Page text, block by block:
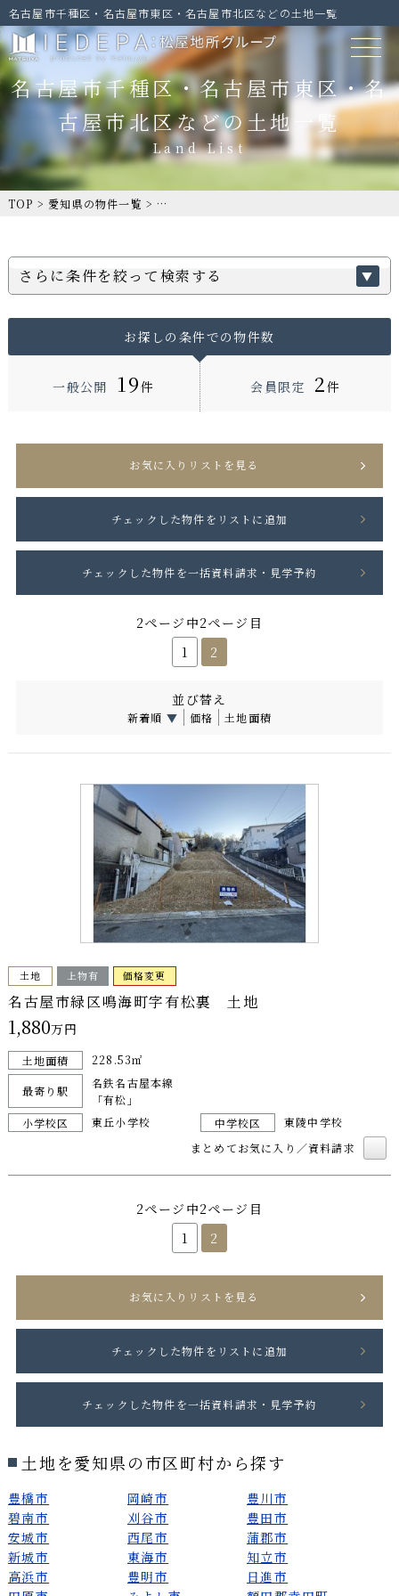
名古屋市千種区・名古屋市東区・名古屋市北区などの土地一覧
TOP > 愛知県の物件一覧 > 名古屋市千種区・名古屋市東区・名古屋市北
名古屋市千種区・名古屋市東区・名
古屋市北区などの土地一覧
さらに条件を絞って検索する
お探しの条件での物件数
一般公開 19件 会員限定 2件
お気に入りリストを見る
2ページ中2ページ目
1
2
並び替え
新着順 ▼ 価格 土地面積
土地 上物有 価格変更
名古屋市緑区鳴海町字有松裏 土地
1,880万円
土地面積 228.53㎡
最寄り駅
名鉄名古屋本線
「有松」
小学校区
東丘小学校 中学校区
東陵中学校
まとめてお気に入り／資料請求
2ページ中2ページ目
1
2
お気に入りリストを見る
土地を愛知県の市区町村から探す
豊橋市 岡崎市
豊川市
碧南市
刈谷市
豊田市
安城市
西尾市
蒲郡市
新城市
東海市
知立市
高浜市
豊明市
日進市